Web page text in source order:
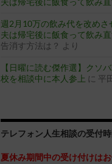
週2月10万の飲み代を改め
夫は帰宅後に飯食って飲み
告消す方法は？ より
【日曜に読む傑作選】クソ
校を相談中に本人参上 に 平
テレフォン人生相談の受付
夏休み期間中の受け付けはお